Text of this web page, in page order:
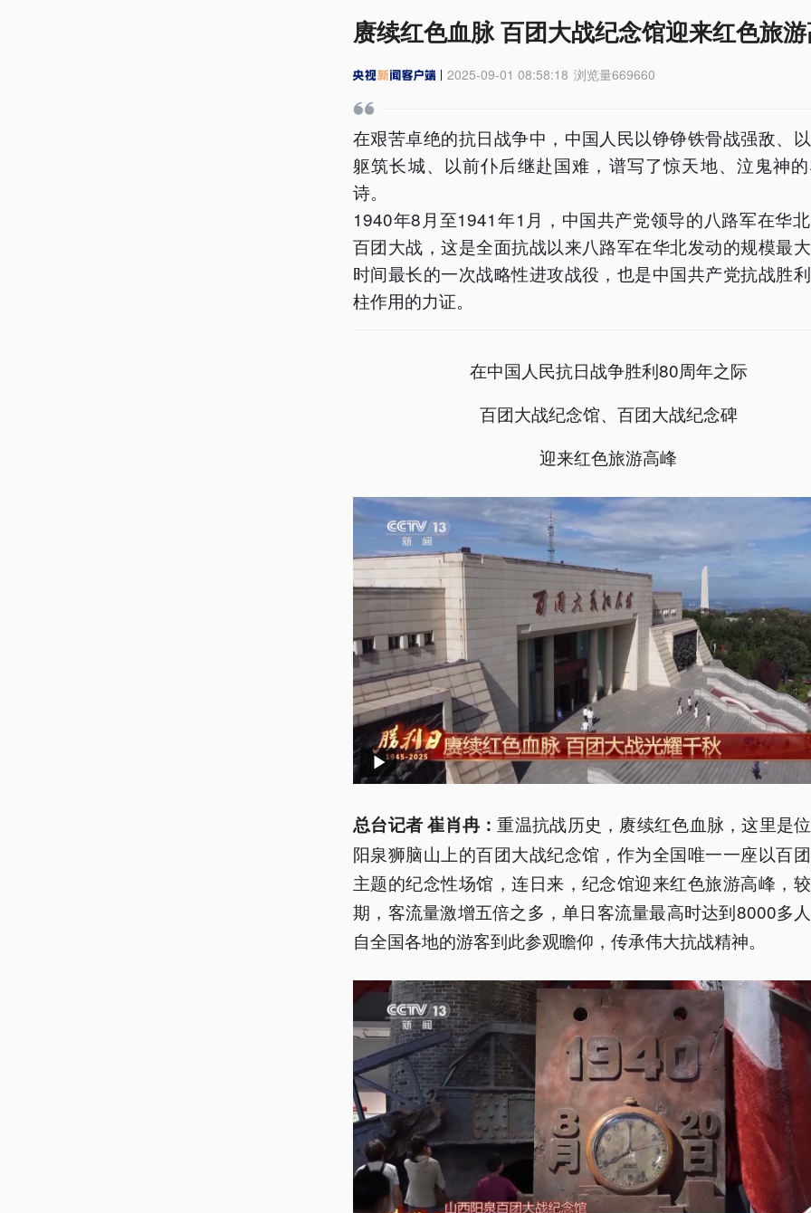
赓续红色血脉 百团大战纪念馆迎来红色旅
2025-09-01 08:58:18 浏览量669660
在艰苦卓绝的抗日战争中，中国人民以铮铮铁骨战强敌、
躯筑长城、以前仆后继赴国难，谱写了惊天地、泣鬼神
诗。
1940年8月至1941年1月，中国共产党领导的八路军在华
百团大战，这是全面抗战以来八路军在华北发动的规模最
时间最长的一次战略性进攻战役，也是中国共产党抗战胜
柱作用的力证。
在中国人民抗日战争胜利80周年之际
百团大战纪念馆、百团大战纪念碑
迎来红色旅游高峰
总台记者 崔肖冉：重温抗战历史，赓续红色血脉，这里是
阳泉狮脑山上的百团大战纪念馆，作为全国唯一一座以百
主题的纪念性场馆，连日来，纪念馆迎来红色旅游高峰，
期，客流量激增五倍之多，单日客流量最高时达到8000多
自全国各地的游客到此参观瞻仰，传承伟大抗战精神。